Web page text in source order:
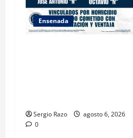
Ensenada
Sergio Razo
agosto 6, 2026
0